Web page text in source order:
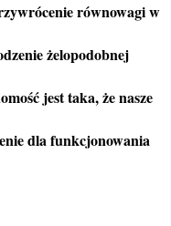
równowagi w
żelopodobnej
jest taka, że nasze
dla funkcjonowania